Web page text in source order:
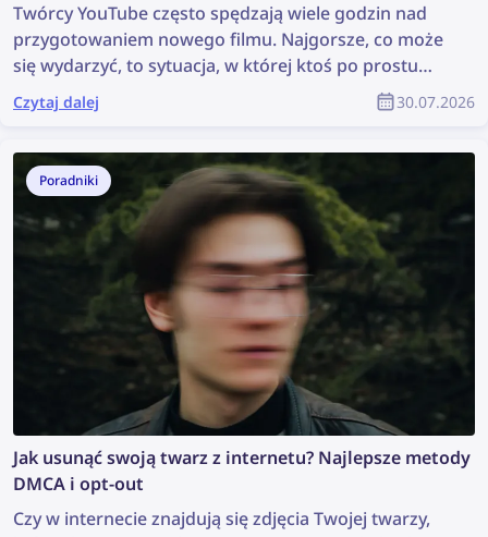
Twórcy YouTube często spędzają wiele godzin nad
przygotowaniem nowego filmu. Najgorsze, co może
się wydarzyć, to sytuacja, w której ktoś po prostu
ukradnie ich treści, wykorzysta je bez zgody, a autor
nie otrzyma za nie żadnego uznania. Jak znaleźć
jako członek społeczności YouTube?
Czytaj dalej 30.07.2026
Poradniki
Jak usunąć swoją twarz z internetu? Najlepsze metody
DMCA i opt-out
Czy w internecie znajdują się zdjęcia Twojej twarzy,